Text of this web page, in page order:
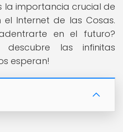
la importancia crucial de
el Internet de las Cosas.
en el futuro?
descubre las infinitas
esperan!